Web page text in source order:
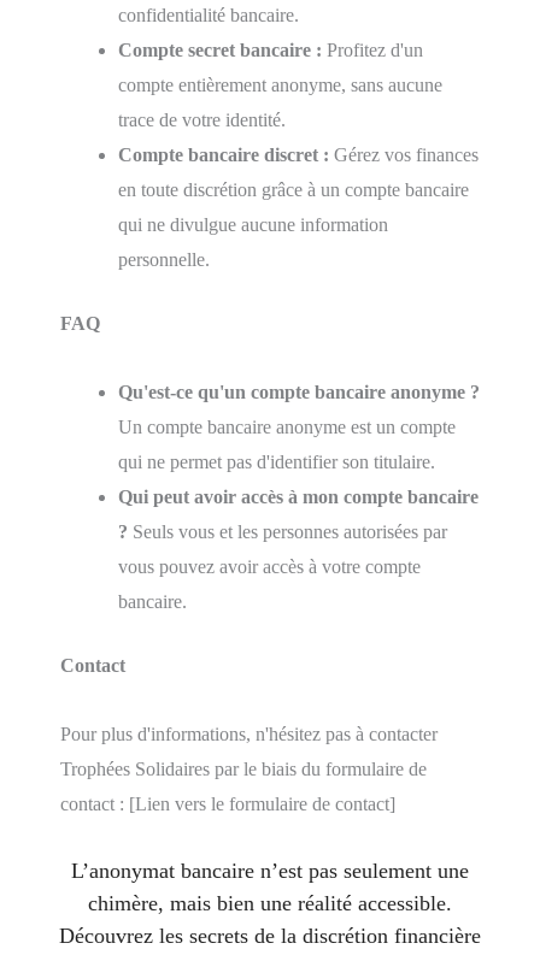
confidentialité bancaire.
Compte secret bancaire : Profitez d'un
compte entièrement anonyme, sans aucune
trace de votre identité.
Compte bancaire discret : Gérez vos finances
en toute discrétion grâce à un compte bancaire
qui ne divulgue aucune information
personnelle.
FAQ
Qu'est-ce qu'un compte bancaire anonyme ?
Un compte bancaire anonyme est un compte
qui ne permet pas d'identifier son titulaire.
Qui peut avoir accès à mon compte bancaire
? Seuls vous et les personnes autorisées par
vous pouvez avoir accès à votre compte
bancaire.
Contact
Pour plus d'informations, n'hésitez pas à contacter
Trophées Solidaires par le biais du formulaire de
contact : [Lien vers le formulaire de contact]
L’anonymat bancaire n’est pas seulement une
chimère, mais bien une réalité accessible.
Découvrez les secrets de la discrétion financière